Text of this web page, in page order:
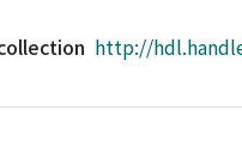
http://